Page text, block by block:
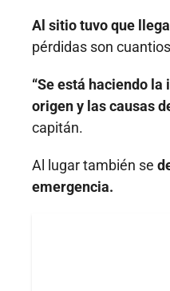
Al sitio tuvo que
pérdidas son
“Se está haciendo
origen y las causas
capitán.
Al lugar también se
emergencia.